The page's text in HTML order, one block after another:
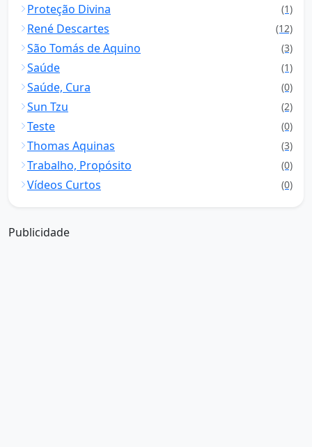
Proteção Divina (1)
René Descartes (12)
São Tomás de Aquino (3)
Saúde (1)
Saúde, Cura (0)
Sun Tzu (2)
Teste (0)
Thomas Aquinas (3)
Trabalho, Propósito (0)
Vídeos Curtos (0)
Publicidade